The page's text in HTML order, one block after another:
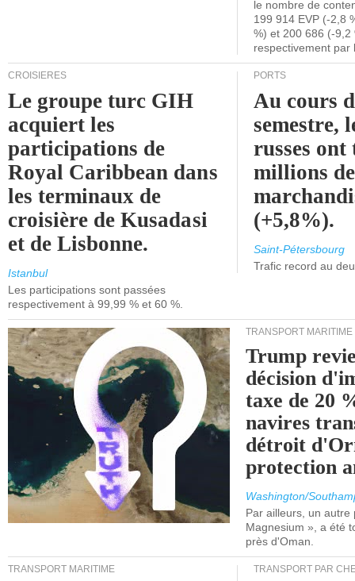
le nombre de
199 914 EVP (-2,8
%) et 200 686 (-9,2
respectivement par
CROISIÈRES
Le groupe turc GIH
acquiert les
participations de
Royal Caribbean dans
les terminaux de
croisière de Kusadasi
et de Lisbonne.
Istanbul
Les participations sont passées
respectivement à 99,99 % et 60 %.
PORTS
Au cours
semestre,
russes
millions
(+5,8%).
Saint-Pétersbourg
Trafic record au
TRANSPORT MARITIME
Trump
décision
taxe de 20
navires
détroit
protection
Washington/
Par ailleurs, un autre
Magnesium », a été
près d'Oman.
TRANSPORT MARITIME TRANSPORT PAR